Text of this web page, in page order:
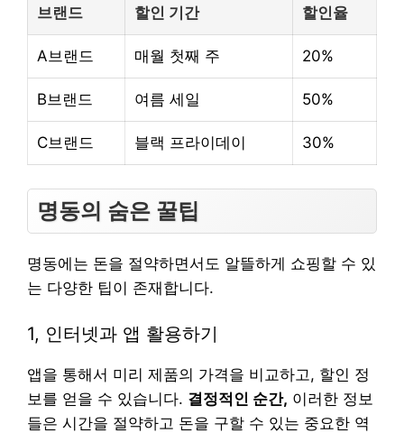
브랜드 할인 기간 할인율
A브랜드 매월 첫째 주 20%
B브랜드 여름 세일 50%
C브랜드 블랙 프라이데이 30%
명동의 숨은 꿀팁
명동에는 돈을 절약하면서도 알뜰하게 쇼핑할 수 있
는 다양한 팁이 존재합니다.
1, 인터넷과 앱 활용하기
앱을 통해서 미리 제품의 가격을 비교하고, 할인 정
보를 얻을 수 있습니다. 결정적인 순간, 이러한 정보
들은 시간을 절약하고 돈을 구할 수 있는 중요한 역